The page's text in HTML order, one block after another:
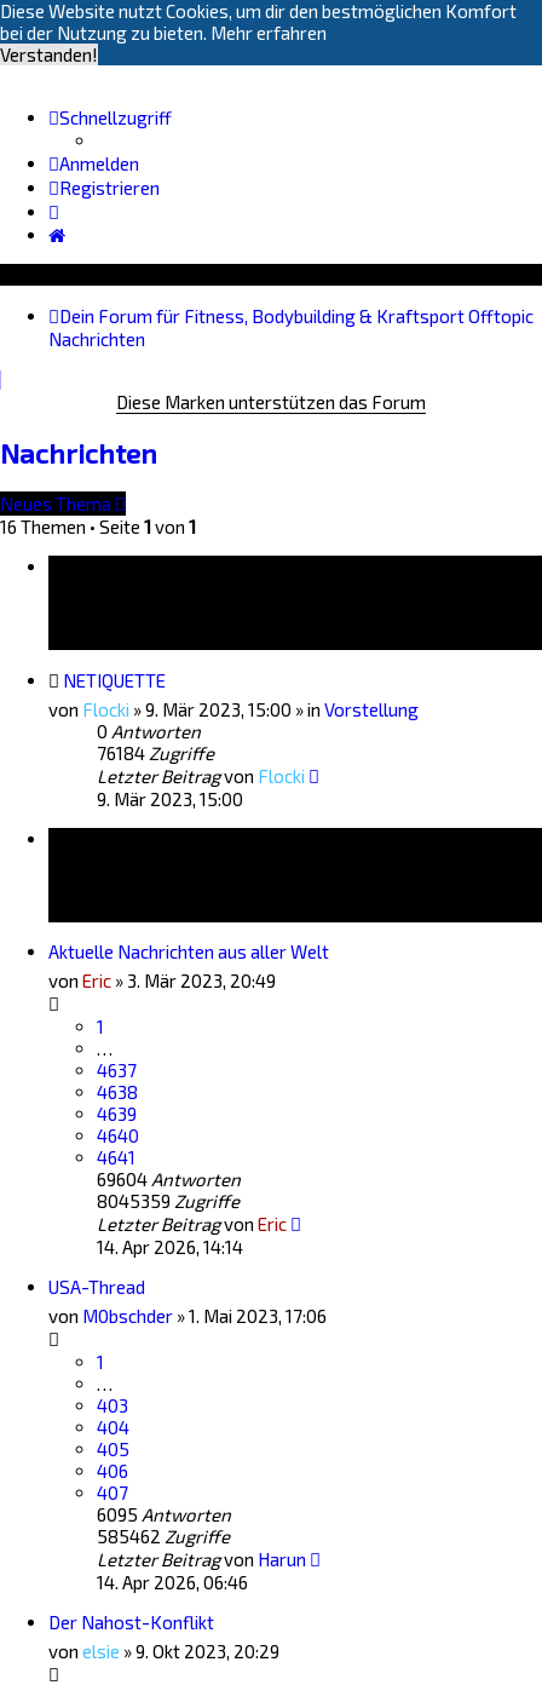
Diese Website nutzt Cookies, um dir den bestmöglichen Komfort
bei der Nutzung zu bieten. Mehr erfahren
Verstanden!
Schnellzugriff
Anmelden
Registrieren
Dein Forum für Fitness, Bodybuilding & KraftsportOfftopic
Nachrichten
Diese Marken unterstützen das Forum
Nachrichten
Neues Thema
16 Themen • Seite 1 von 1
NETIQUETTE
von Flocki »9. Mär 2023, 15:00 » in Vorstellung
0 Antworten
76184 Zugriffe
Letzter Beitragvon Flocki
9. Mär 2023, 15:00
Aktuelle Nachrichten aus aller Welt
von Eric » 3. Mär 2023, 20:49
1
…
4637
4638
4639
4640
4641
69604 Antworten
8045359 Zugriffe
Letzter Beitragvon Eric
14. Apr 2026, 14:14
USA-Thread
von M0bschder »1. Mai 2023, 17:06
1
…
403
404
405
406
407
6095 Antworten
585462 Zugriffe
Letzter Beitragvon Harun
14. Apr 2026, 06:46
Der Nahost-Konflikt
von elsie »9. Okt 2023, 20:29